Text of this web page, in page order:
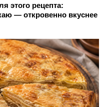
этого рецепта:
— откровенно вкуснее